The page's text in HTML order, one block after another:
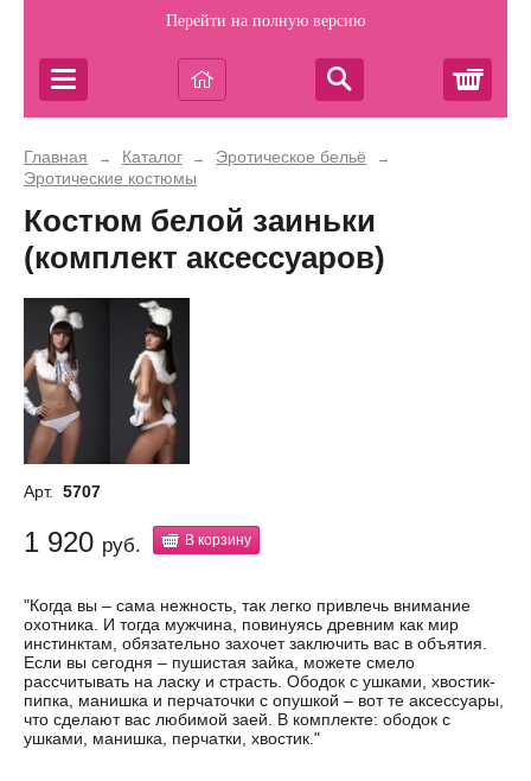
Перейти на полную версию
Главная → Каталог → Эротическое бельё →
Эротические костюмы
Костюм белой заиньки
(комплект аксессуаров)
Арт. 5707
1 920 руб. В корзину
"Когда вы – сама нежность, так легко привлечь внимание
охотника. И тогда мужчина, повинуясь древним как мир
инстинктам, обязательно захочет заключить вас в объятия.
Если вы сегодня – пушистая зайка, можете смело
рассчитывать на ласку и страсть. Ободок с ушками, хвостик-
пипка, манишка и перчаточки с опушкой – вот те аксессуары,
что сделают вас любимой заей. В комплекте: ободок с
ушками, манишка, перчатки, хвостик."